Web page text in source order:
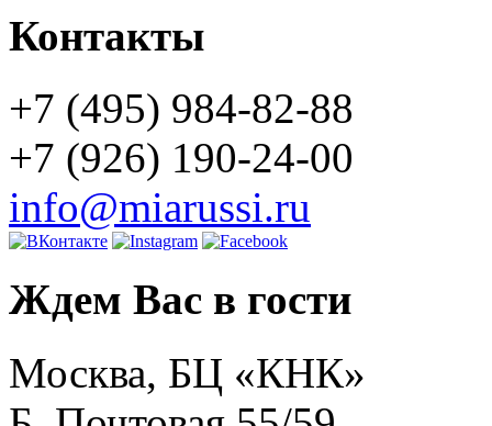
Контакты
+7 (495) 984-82-88
+7 (926) 190-24-00
info@miarussi.ru
Ждем Вас в гости
Москва, БЦ «КНК»